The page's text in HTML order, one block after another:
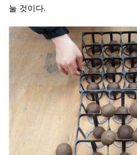
눌 것이다.